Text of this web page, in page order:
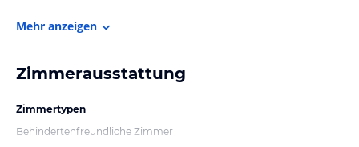
Mehr anzeigen
Zimmerausstattung
Zimmertypen
Behindertenfreundliche Zimmer